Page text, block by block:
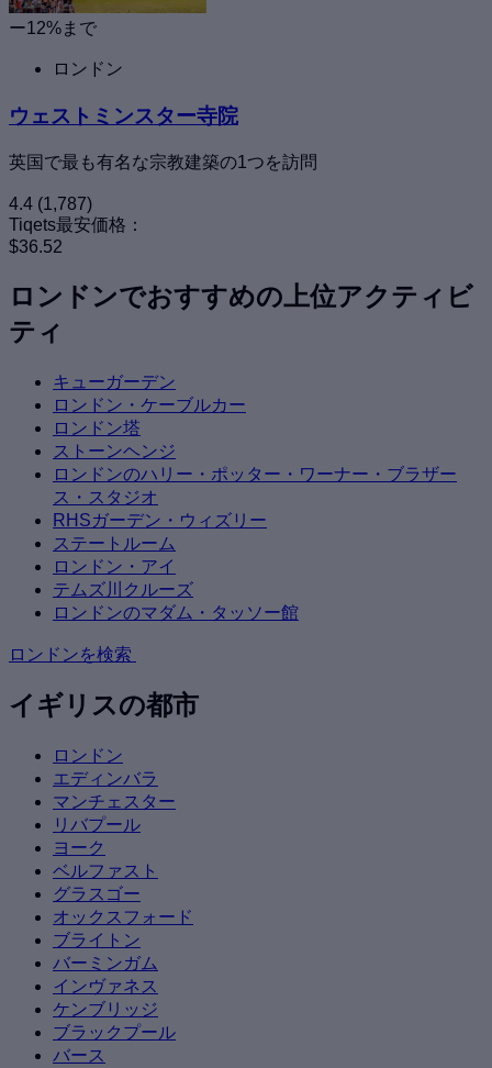
ー12%まで
ロンドン
ウェストミンスター寺院
英国で最も有名な宗教建築の1つを訪問
4.4 (1,787)
Tiqets最安価格：
$36.52
ロンドンでおすすめの上位アクティビ
ティ
キューガーデン
ロンドン・ケーブルカー
ロンドン塔
ストーンヘンジ
ロンドンのハリー・ポッター・ワーナー・ブラザー
ス・スタジオ
RHSガーデン・ウィズリー
ステートルーム
ロンドン・アイ
テムズ川クルーズ
ロンドンのマダム・タッソー館
ロンドンを検索
イギリスの都市
ロンドン
エディンバラ
マンチェスター
リバプール
ヨーク
ベルファスト
グラスゴー
オックスフォード
ブライトン
バーミンガム
インヴァネス
ケンブリッジ
ブラックプール
バース